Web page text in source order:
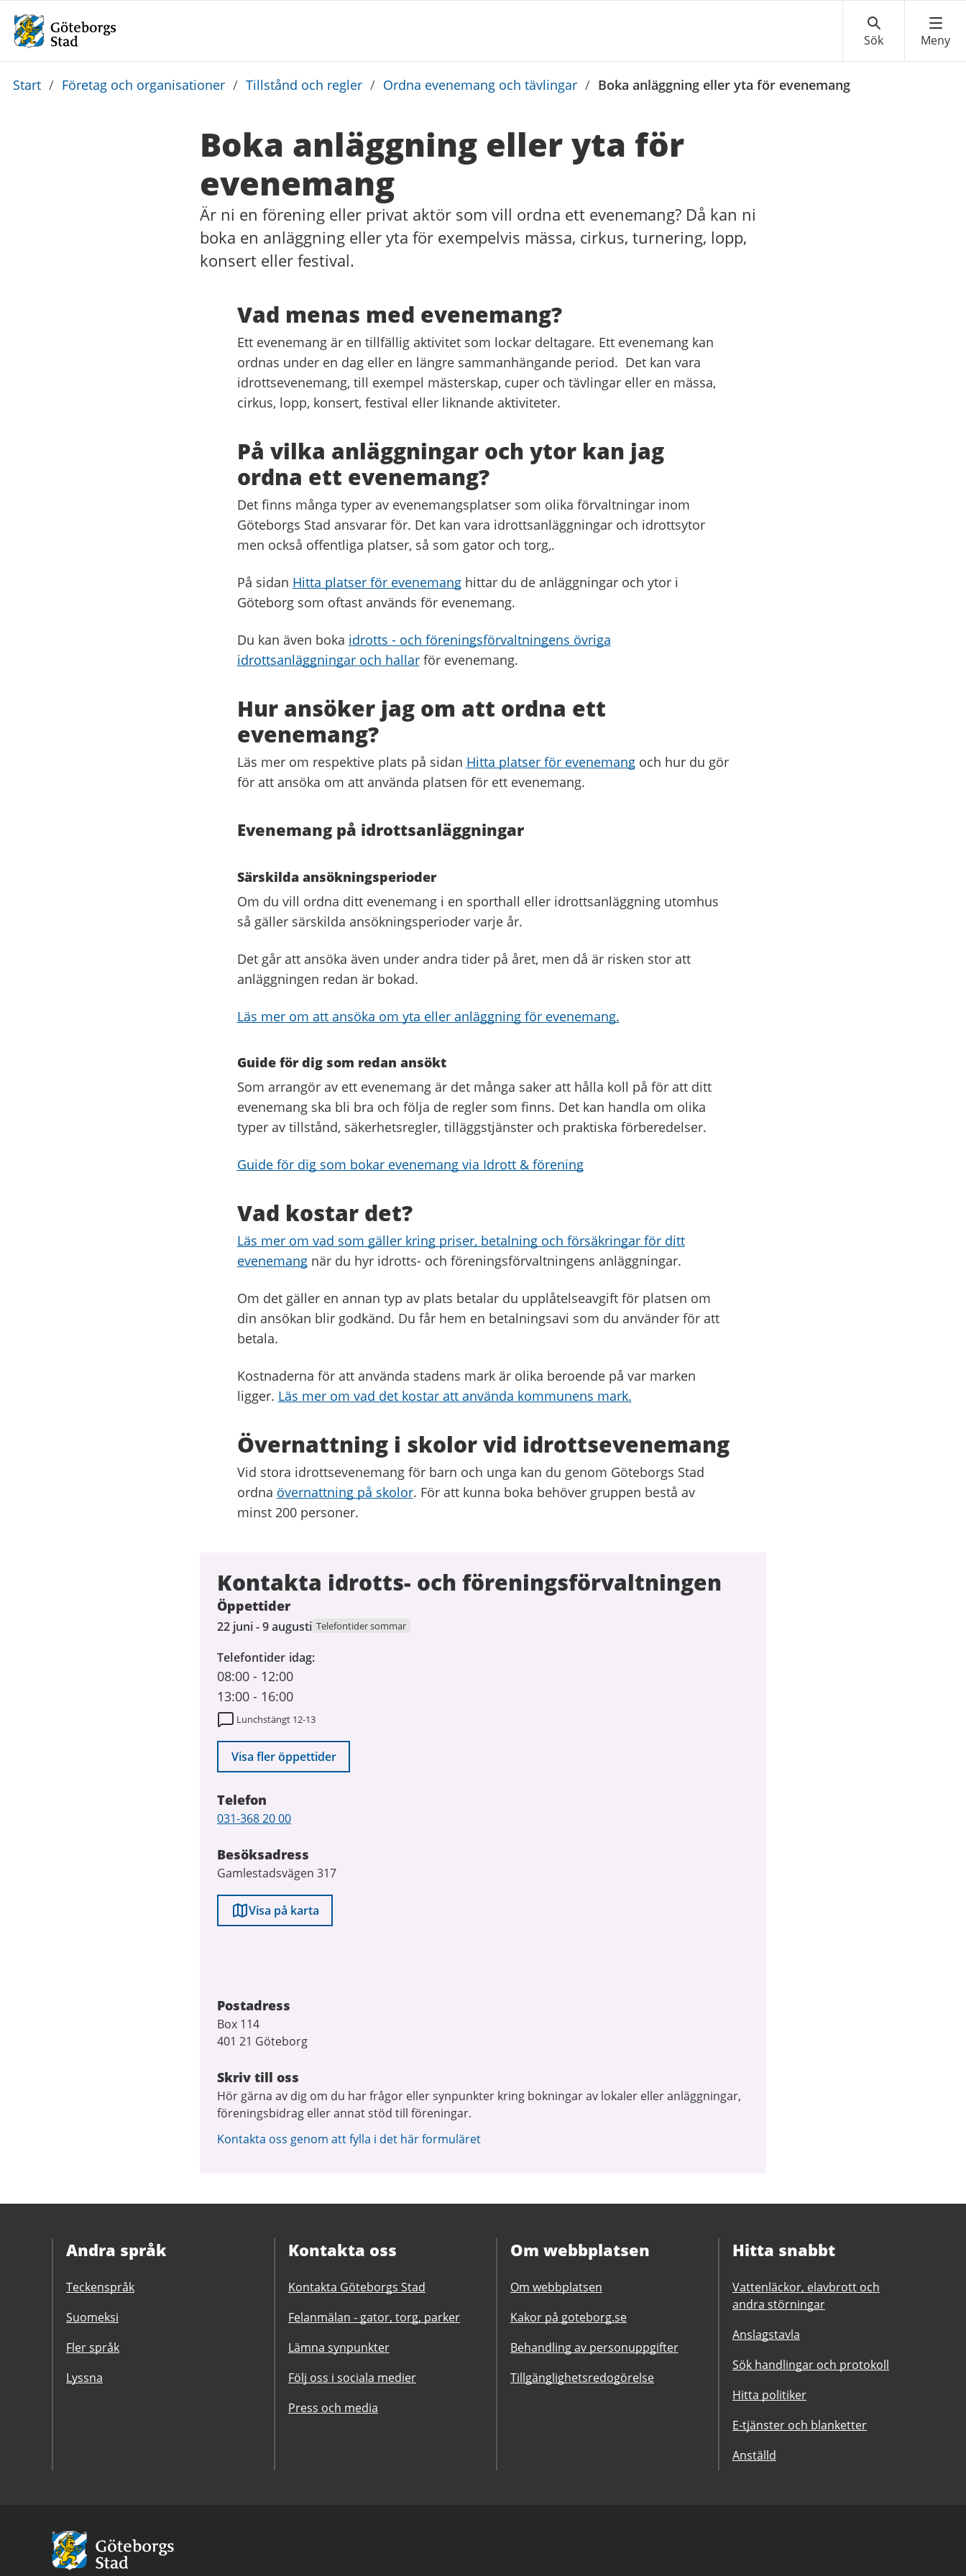
Du
Start / Företag och organisationer / Tillstånd och regler / Ordna evenemang och tävlingar / Boka anläggning eller yta för evenemang
Boka anläggning eller yta för
evenemang
Är ni en förening eller privat aktör som vill ordna ett evenemang? Då kan ni
boka en anläggning eller yta för exempelvis mässa, cirkus, turnering, lopp,
konsert eller festival.
Vad menas med evenemang?
Ett evenemang är en tillfällig aktivitet som lockar deltagare. Ett evenemang kan
ordnas under en dag eller en längre sammanhängande period. Det kan vara
idrottsevenemang, till exempel mästerskap, cuper och tävlingar eller en mässa,
cirkus, lopp, konsert, festival eller liknande aktiviteter.
På vilka anläggningar och ytor kan jag
ordna ett evenemang?
Det finns många typer av evenemangsplatser som olika förvaltningar inom
Göteborgs Stad ansvarar för. Det kan vara idrottsanläggningar och idrottsytor
men också offentliga platser, så som gator och torg,.
På sidan Hitta platser för evenemanghittar du de anläggningar och ytor i
Göteborg som oftast används för evenemang.
Du kan även boka idrotts - och föreningsförvaltningens övriga
idrottsanläggningar och hallarför evenemang.
Hur ansöker jag om att ordna ett
evenemang?
Läs mer om respektive plats på sidan Hitta platser för evenemangoch hur du gör
för att ansöka om att använda platsen för ett evenemang.
Evenemang på idrottsanläggningar
Särskilda ansökningsperioder
Om du vill ordna ditt evenemang i en sporthall eller idrottsanläggning utomhus
så gäller särskilda ansökningsperioder varje år.
Det går att ansöka även under andra tider på året, men då är risken stor att
anläggningen redan är bokad.
Läs mer om att ansöka om yta eller anläggning för evenemang.
Guide för dig som redan ansökt
Som arrangör av ett evenemang är det många saker att hålla koll på för att ditt
evenemang ska bli bra och följa de regler som finns. Det kan handla om olika
typer av tillstånd, säkerhetsregler, tilläggstjänster och praktiska förberedelser.
Guide för dig som bokar evenemang via Idrott & förening
Vad kostar det?
Läs mer om vad som gäller kring priser, betalning och försäkringar för ditt
evenemangnär du hyr idrotts- och föreningsförvaltningens anläggningar.
Om det gäller en annan typ av plats betalar du upplåtelseavgift för platsen om
din ansökan blir godkänd. Du får hem en betalningsavi som du använder för att
betala.
Kostnaderna för att använda stadens mark är olika beroende på var marken
ligger. Läs mer om vad det kostar att använda kommunens mark.
Övernattning i skolor vid idrottsevenemang
Vid stora idrottsevenemang för barn och unga kan du genom Göteborgs Stad
ordna övernattning på skolor. För att kunna boka behöver gruppen bestå av
minst 200 personer.
Kontakta idrotts- och föreningsförvaltningen
Öppettider
22
2026
till
9
augusti
2026
22 juni - 9 augusti Telefontider sommar
Telefontider idag
08:00 - 12:00
13:00 - 16:00
Lunchstängt 12-13
Visa fler öppettider
Telefon
Telefon
031-368 20 00
Besöksadress
Gamlestadsvägen 317
Visa på karta
Postadress
Box 114
401 21 Göteborg
Skriv till oss
Hör gärna av dig om du har frågor eller synpunkter kring bokningar av lokaler eller anläggningar,
föreningsbidrag eller annat stöd till föreningar.
Kontakta oss genom att fylla i det här formuläret
Andra språk
Teckenspråk
Suomeksi
Fler språk
Lyssna
Kontakta oss
Kontakta Göteborgs Stad
Felanmälan - gator, torg, parker
Lämna synpunkter
Följ oss i sociala medier
Press och media
Om webbplatsen
Om webbplatsen
Kakor på goteborg.se
Behandling av personuppgifter
Tillgänglighetsredogörelse
Hitta snabbt
Vattenläckor, elavbrott och
andra störningar
Anslagstavla
Sök handlingar och protokoll
Hitta politiker
E-tjänster och blanketter
Anställd
Avsändare:
Göteborgs